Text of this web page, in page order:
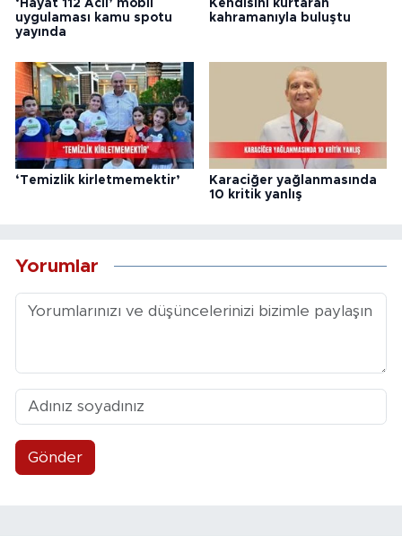
‘Hayat 112 Acil’ mobil
uygulaması kamu spotu
yayında
Kendisini kurtaran
kahramanıyla buluştu
‘Temizlik kirletmemektir’
Karaciğer yağlanmasında
10 kritik yanlış
Yorumlar
Gönder